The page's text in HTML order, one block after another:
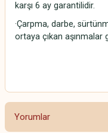
karşı 6 ay garantilidir.
·Çarpma, darbe,
ortaya çıkan aşınmalar
Yorumlar